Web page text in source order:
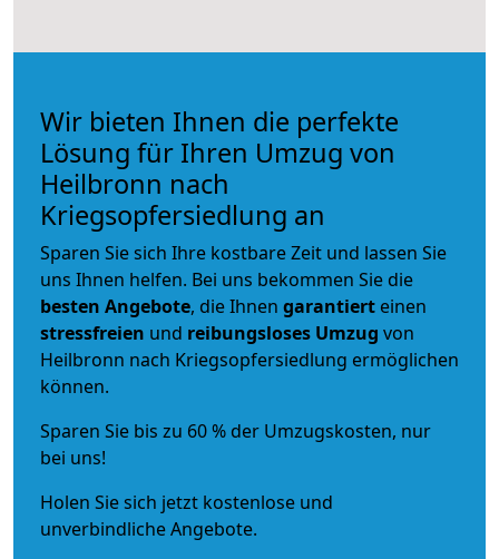
Wir bieten Ihnen die perfekte
Lösung für Ihren Umzug von
Heilbronn nach
Kriegsopfersiedlung an
Sparen Sie sich Ihre kostbare Zeit und lassen Sie
uns Ihnen helfen. Bei uns bekommen Sie die
besten Angebote, die Ihnen garantiert einen
stressfreien und reibungsloses Umzug von
Heilbronn nach Kriegsopfersiedlung ermöglichen
können.
Sparen Sie bis zu 60 % der Umzugskosten, nur
bei uns!
Holen Sie sich jetzt kostenlose und
unverbindliche Angebote.